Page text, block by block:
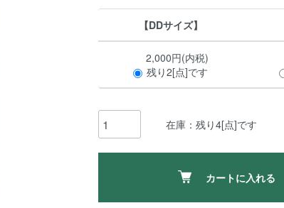
【DDサイズ】
2,000円(内税)
残り2[点]です
在庫：残り4[点]です
カートに入れる